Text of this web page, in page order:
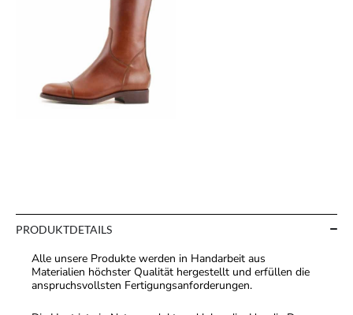
PRODUKTDETAILS
Alle unsere Produkte werden in Handarbeit aus
Materialien höchster Qualität hergestellt und erfüllen die
anspruchsvollsten Fertigungsanforderungen.